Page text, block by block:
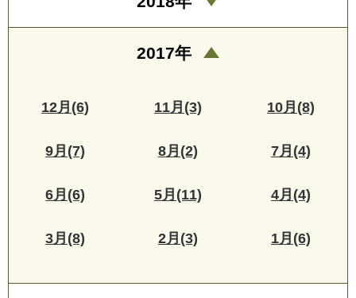
2017年
12月(6) 11月(3) 10月(8)
9月(7) 8月(2) 7月(4)
6月(6) 5月(11) 4月(4)
3月(8) 2月(3) 1月(6)